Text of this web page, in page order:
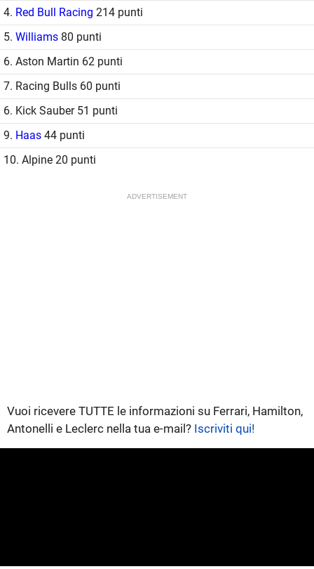
4. Red Bull Racing 214 punti
5. Williams 80 punti
6. Aston Martin 62 punti
7. Racing Bulls 60 punti
6. Kick Sauber 51 punti
9. Haas 44 punti
10. Alpine 20 punti
ADVERTISEMENT
Vuoi ricevere TUTTE le informazioni su Ferrari, Hamilton,
Antonelli e Leclerc nella tua e-mail? Iscriviti qui!